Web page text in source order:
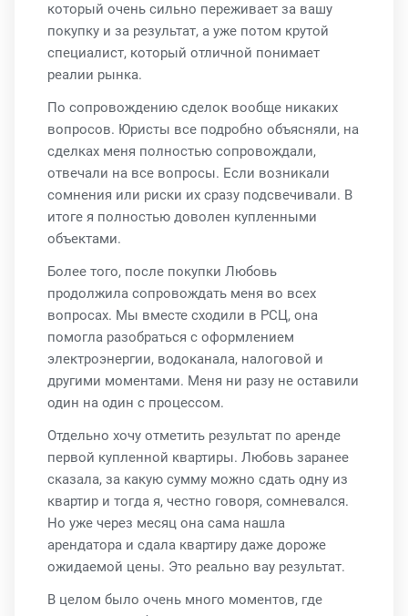
который очень сильно переживает за вашу
покупку и за результат, а уже потом крутой
специалист, который отличной понимает
реалии рынка.
По сопровождению сделок вообще никаких
вопросов. Юристы все подробно объясняли, на
сделках меня полностью сопровождали,
отвечали на все вопросы. Если возникали
сомнения или риски их сразу подсвечивали. В
итоге я полностью доволен купленными
объектами.
Более того, после покупки Любовь
продолжила сопровождать меня во всех
вопросах. Мы вместе сходили в РСЦ, она
помогла разобраться с оформлением
электроэнергии, водоканала, налоговой и
другими моментами. Меня ни разу не оставили
один на один с процессом.
Отдельно хочу отметить результат по аренде
первой купленной квартиры. Любовь заранее
сказала, за какую сумму можно сдать одну из
квартир и тогда я, честно говоря, сомневался.
Но уже через месяц она сама нашла
арендатора и сдала квартиру даже дороже
ожидаемой цены. Это реально вау результат.
В целом было очень много моментов, где